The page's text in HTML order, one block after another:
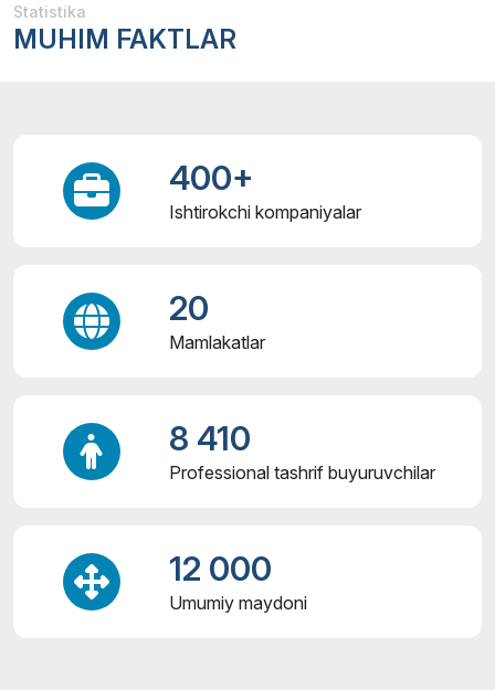
Statistika
MUHIM FAKTLAR
400+
Ishtirokchi kompaniyalar
20
Mamlakatlar
8 410
Professional tashrif buyuruvchilar
12 000
Umumiy maydoni